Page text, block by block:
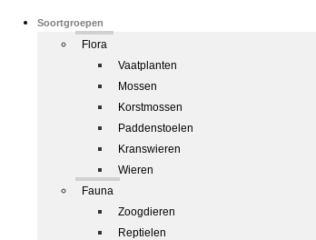
Soortgroepen
Flora
Vaatplanten
Mossen
Korstmossen
Paddenstoelen
Kranswieren
Wieren
Fauna
Zoogdieren
Reptielen